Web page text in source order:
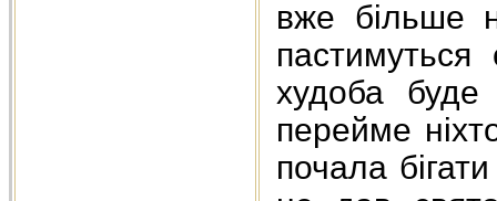
вже більше
худоба
перейме
почала